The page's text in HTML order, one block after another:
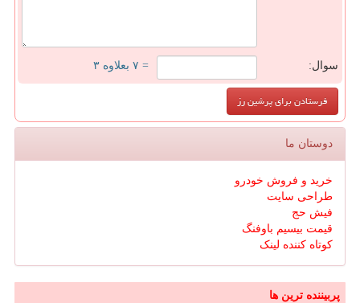
سوال: = ۷ بعلاوه ۳
دوستان ما
خرید و فروش خودرو
طراحی سایت
فیش حج
قیمت بیسیم باوفنگ
کوتاه کننده لینک
پربیننده ترین ها